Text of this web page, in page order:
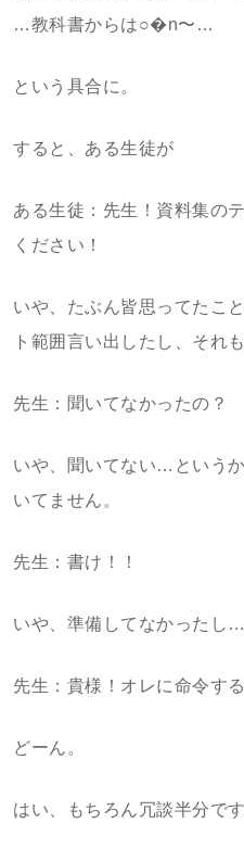
…教科書からは○�n〜…
という具合に。
すると、ある生徒が
ある生徒：先生！資料集の
ください！
いや、たぶん皆思ってたこ
ト範囲言い出したし、それ
先生：聞いてなかったの？
いや、聞いてない…という
いてません。
先生：書け！！
いや、準備してなかったし…
先生：貴様！オレに命令す
どーん。
はい、もちろん冗談半分で